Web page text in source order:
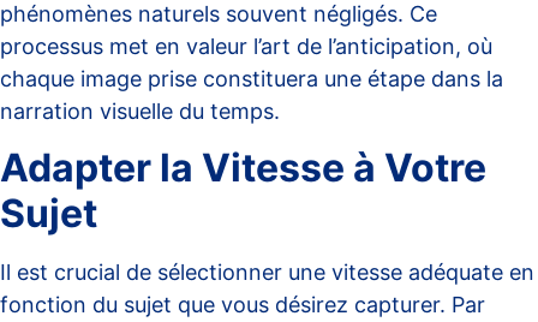
phénomènes naturels souvent négligés. Ce
processus met en valeur l’art de l’anticipation, où
chaque image prise constituera une étape dans la
narration visuelle du temps.
Adapter la Vitesse à Votre
Sujet
Il est crucial de sélectionner une vitesse adéquate en
fonction du sujet que vous désirez capturer. Par